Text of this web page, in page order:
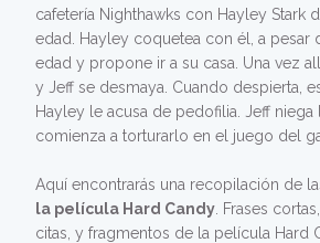
cafetería Nighthawks con Hayley Stark
edad. Hayley coquetea con él, a pesar
edad y propone ir a su casa. Una vez
y Jeff se desmaya. Cuando despierta,
Hayley le acusa de pedofilia. Jeff niega
comienza a torturarlo en el juego del
Aquí encontrarás una recopilación de
la película Hard Candy . Frases
citas, y fragmentos de la película Hard